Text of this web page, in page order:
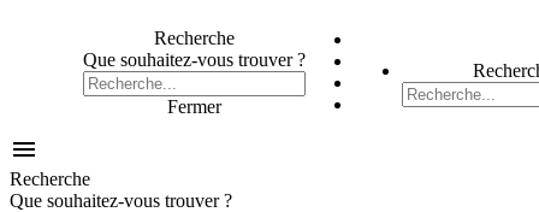
Recherche
Que souhaitez-vous trouver ?
Fermer

Recherche
Que souhaitez-vous trouver ?